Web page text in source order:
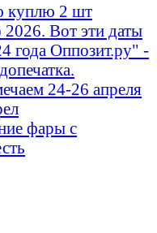
куплю 2 шт
Вот эти даты
года Оппозит.ру" -
24-26 апреля
фары с